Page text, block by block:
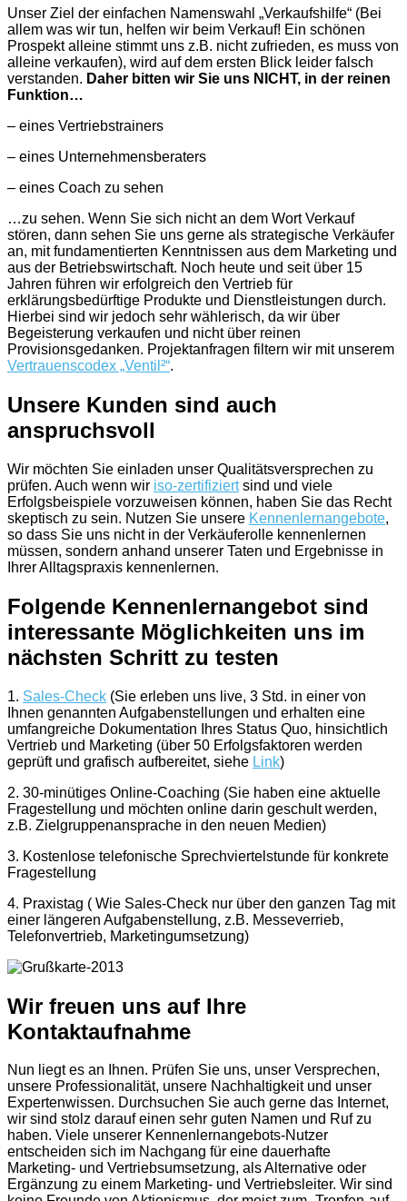
Unser Ziel der einfachen Namenswahl „Verkaufshilfe“ (Bei
allem was wir tun, helfen wir beim Verkauf! Ein schönen
Prospekt alleine stimmt uns z.B. nicht zufrieden, es muss von
alleine verkaufen), wird auf dem ersten Blick leider falsch
verstanden. Daher bitten wir Sie uns NICHT, in der reinen
Funktion…
– eines Vertriebstrainers
– eines Unternehmensberaters
– eines Coach zu sehen
…zu sehen. Wenn Sie sich nicht an dem Wort Verkauf
stören, dann sehen Sie uns gerne als strategische Verkäufer
an, mit fundamentierten Kenntnissen aus dem Marketing und
aus der Betriebswirtschaft. Noch heute und seit über 15
Jahren führen wir erfolgreich den Vertrieb für
erklärungsbedürftige Produkte und Dienstleistungen durch.
Hierbei sind wir jedoch sehr wählerisch, da wir über
Begeisterung verkaufen und nicht über reinen
Provisionsgedanken. Projektanfragen filtern wir mit unserem
Vertrauenscodex „Ventil²“.
Unsere Kunden sind auch
anspruchsvoll
Wir möchten Sie einladen unser Qualitätsversprechen zu
prüfen. Auch wenn wir iso-zertifiziertsind und viele
Erfolgsbeispiele vorzuweisen können, haben Sie das Recht
skeptisch zu sein. Nutzen Sie unsere Kennenlernangebote,
so dass Sie uns nicht in der Verkäuferolle kennenlernen
müssen, sondern anhand unserer Taten und Ergebnisse in
Ihrer Alltagspraxis kennenlernen.
Folgende Kennenlernangebot sind
interessante Möglichkeiten uns im
nächsten Schritt zu testen
1. Sales-Check (Sie erleben uns live, 3 Std. in einer von
Ihnen genannten Aufgabenstellungen und erhalten eine
umfangreiche Dokumentation Ihres Status Quo, hinsichtlich
Vertrieb und Marketing (über 50 Erfolgsfaktoren werden
geprüft und grafisch aufbereitet, siehe Link)
2. 30-minütiges Online-Coaching (Sie haben eine aktuelle
Fragestellung und möchten online darin geschult werden,
z.B. Zielgruppenansprache in den neuen Medien)
3. Kostenlose telefonische Sprechviertelstunde für konkrete
Fragestellung
4. Praxistag ( Wie Sales-Check nur über den ganzen Tag mit
einer längeren Aufgabenstellung, z.B. Messeverrieb,
Telefonvertrieb, Marketingumsetzung)
Wir freuen uns auf Ihre
Kontaktaufnahme
Nun liegt es an Ihnen. Prüfen Sie uns, unser Versprechen,
unsere Professionalität, unsere Nachhaltigkeit und unser
Expertenwissen. Durchsuchen Sie auch gerne das Internet,
wir sind stolz darauf einen sehr guten Namen und Ruf zu
haben. Viele unserer Kennenlernangebots-Nutzer
entscheiden sich im Nachgang für eine dauerhafte
Marketing- und Vertriebsumsetzung, als Alternative oder
Ergänzung zu einem Marketing- und Vertriebsleiter. Wir sind